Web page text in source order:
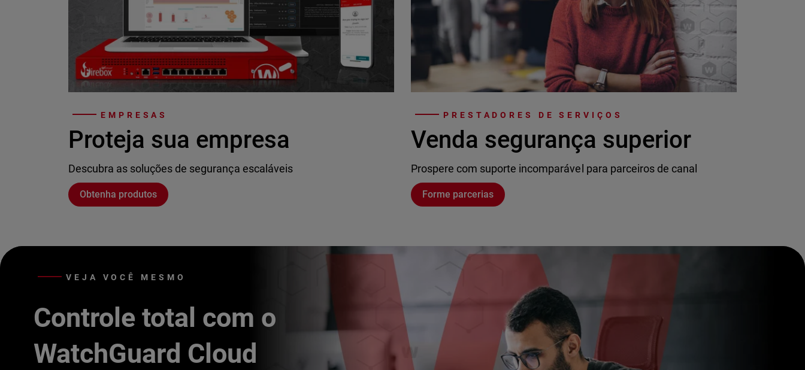
EMPRESAS
Proteja sua empresa
Descubra as soluções de segurança escaláveis
Obtenha produtos
PRESTADORES DE SERVIÇOS
Venda segurança superior
Prospere com suporte incomparável para parceiros de canal
Forme parcerias
VEJA VOCÊ MESMO
Controle total com o
WatchGuard Cloud